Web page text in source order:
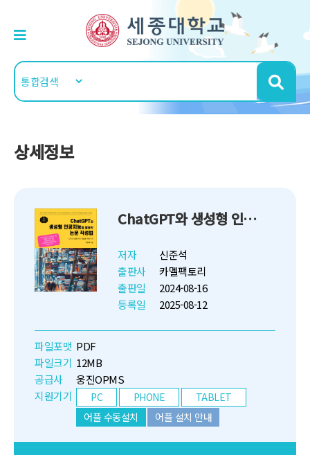
상세정보
ChatGPT와 생성형 인공지능을 활용한 논문 작성법
저자
신준석
출판사
카멜팩토리
출판일
2024-08-16
등록일
2025-08-12
파일포맷 PDF
파일크기 12MB
공급사
웅진OPMS
지원기기
PC PHONE
TABLET
어플 수동설치
어플 설치 안내